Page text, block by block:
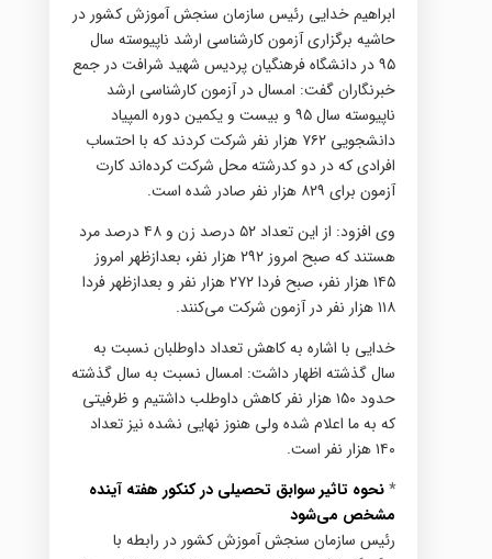
ابراهیم خدایی رئیس سازمان سنجش آموزش کشور در
حاشیه برگزاری آزمون کارشناسی ارشد ناپیوسته سال
۹۵ در دانشگاه فرهنگیان پردیس شهید شرافت در جمع
خبرنگاران گفت: امسال در آزمون کارشناسی ارشد
ناپیوسته سال ۹۵ و بیست و یکمین دوره المپیاد
دانشجویی ۷۶۲ هزار نفر شرکت کردند که با احتساب
افرادی که در دو کدرشته محل شرکت کرده‌اند کارت
آزمون برای ۸۲۹ هزار نفر صادر شده است.
وی افزود: از این تعداد ۵۲ درصد زن و ۴۸ درصد مرد
هستند که صبح امروز ۲۹۲ هزار نفر، بعدازظهر امروز
۱۴۵ هزار نفر، صبح فردا ۲۷۲ هزار نفر و بعدازظهر فردا
۱۱۸ هزار نفر در آزمون شرکت می‌کنند.
خدایی با اشاره به کاهش تعداد داوطلبان نسبت به
سال گذشته اظهار داشت: امسال نسبت به سال گذشته
حدود ۱۵۰ هزار نفر کاهش داوطلب داشتیم و ظرفیتی
که به ما اعلام شده ولی هنوز نهایی نشده نیز تعداد
۱۴۰ هزار نفر است.
*نحوه تاثیر سوابق تحصیلی در کنکور هفته آینده
مشخص می‌شود
رئیس سازمان سنجش آموزش کشور در رابطه با